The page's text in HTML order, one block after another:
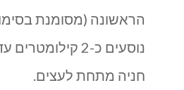
הראשונה (מסומנת
נוסעים כ-2
חניה מתחת לעצים.